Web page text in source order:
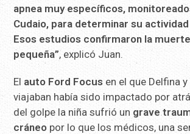
apnea muy específicos,
Cudaio, para determinar su
Esos estudios confirmaron la
pequeña”, explicó Juan.
El auto Ford Focus en el que Delfina
viajaban había sido impactado por
del golpe la niña sufrió un grave
cráneo por lo que los médicos, una